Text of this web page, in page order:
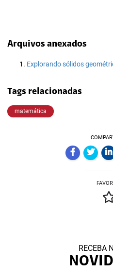
Arquivos anexados
Explorando sólidos
Tags relacionadas
matemática
RECEBA